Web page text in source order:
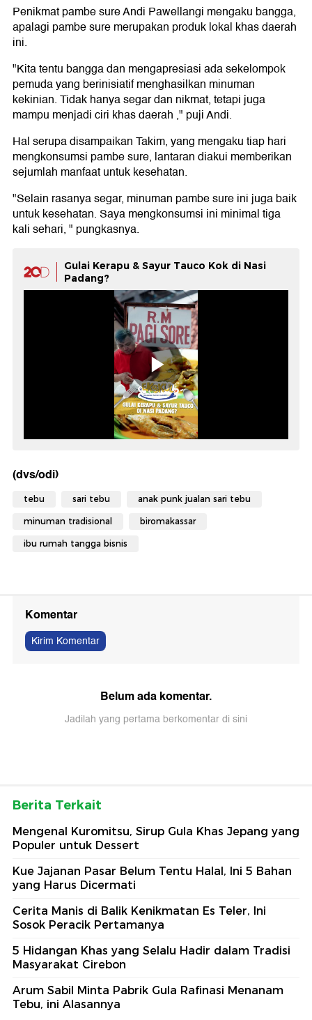
Penikmat pambe sure Andi Pawellangi mengaku bangga,
apalagi pambe sure merupakan produk lokal khas daerah
ini.
"Kita tentu bangga dan mengapresiasi ada sekelompok
pemuda yang berinisiatif menghasilkan minuman
kekinian. Tidak hanya segar dan nikmat, tetapi juga
mampu menjadi ciri khas daerah ," puji Andi.
Hal serupa disampaikan Takim, yang mengaku tiap hari
mengkonsumsi pambe sure, lantaran diakui memberikan
sejumlah manfaat untuk kesehatan.
"Selain rasanya segar, minuman pambe sure ini juga baik
untuk kesehatan. Saya mengkonsumsi ini minimal tiga
kali sehari, " pungkasnya.
Gulai Kerapu & Sayur Tauco Kok di Nasi
Padang?
(dvs/odi)
tebu sari tebu anak punk jualan sari tebu
minuman tradisional biromakassar
ibu rumah tangga bisnis
Komentar
Kirim Komentar
Belum ada komentar.
Jadilah yang pertama berkomentar di sini
Berita Terkait
Mengenal Kuromitsu, Sirup Gula Khas Jepang yang
Populer untuk Dessert
Kue Jajanan Pasar Belum Tentu Halal, Ini 5 Bahan
yang Harus Dicermati
Cerita Manis di Balik Kenikmatan Es Teler, Ini
Sosok Peracik Pertamanya
5 Hidangan Khas yang Selalu Hadir dalam Tradisi
Masyarakat Cirebon
Arum Sabil Minta Pabrik Gula Rafinasi Menanam
Tebu, ini Alasannya